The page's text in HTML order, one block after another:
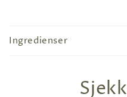
Ingredienser